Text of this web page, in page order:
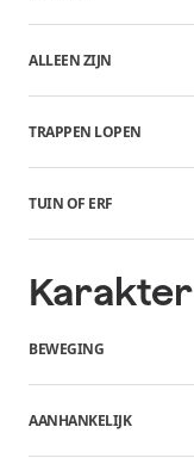
ALLEEN ZIJN
TRAPPEN LOPEN
TUIN OF ERF
Karakter
BEWEGING
AANHANKELIJK